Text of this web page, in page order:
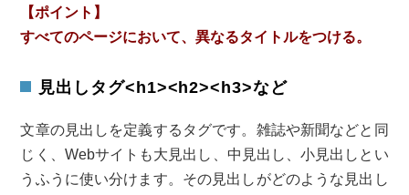
【ポイント】
すべてのページにおいて、異なるタイトルをつける。
見出しタグ<h1><h2><h3>など
文章の見出しを定義するタグです。雑誌や新聞などと同
じく、Webサイトも大見出し、中見出し、小見出しとい
うふうに使い分けます。その見出しがどのような見出し